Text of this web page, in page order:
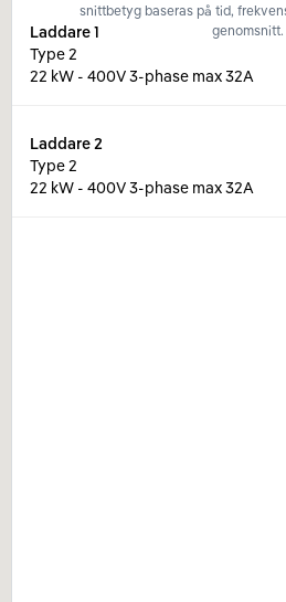
snittbetyg baseras på tid,
genomsnitt.
Laddare1
Type 2
22 kW - 400V 3-phase max 32A
Laddare2
Type 2
22 kW - 400V 3-phase max 32A